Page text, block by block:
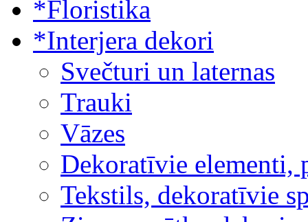
*Floristika
*Interjera dekori
Svečturi un laternas
Trauki
Vāzes
Dekoratīvie elementi,
Tekstils, dekoratīvie